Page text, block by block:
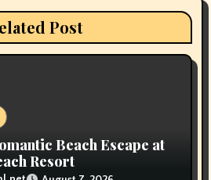
Post
Beach Escape at
Resort